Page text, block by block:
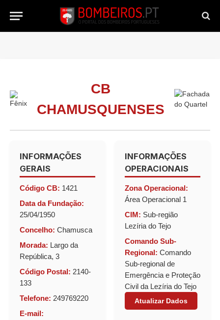
CB
CHAMUSQUENSES
INFORMAÇÕES
GERAIS
Código CB: 1421
Data da Fundação:
25/04/1950
Concelho: Chamusca
Morada: Largo da
República, 3
Código Postal: 2140-
133
Telefone: 249769220
E-mail:
INFORMAÇÕES
OPERACIONAIS
Zona Operacional:
Área Operacional 1
CIM: Sub-região
Lezíria do Tejo
Comando Sub-
Regional: Comando
Sub-regional de
Emergência e Proteção
Civil da Lezíria do Tejo
Atualizar Dados